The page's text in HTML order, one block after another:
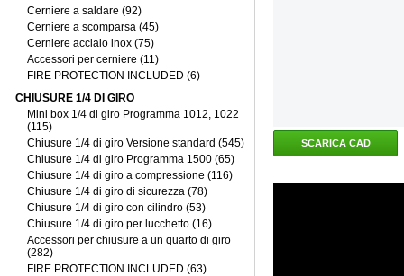
Cerniere a saldare (92)
Cerniere a scomparsa (45)
Cerniere acciaio inox (75)
Accessori per cerniere (11)
FIRE PROTECTION INCLUDED (6)
CHIUSURE 1/4 DI GIRO
Mini box 1/4 di giro Programma 1012, 1022
(115)
Chiusure 1/4 di giro Versione standard (545)
Chiusure 1/4 di giro Programma 1500 (65)
Chiusure 1/4 di giro a compressione (116)
Chiusure 1/4 di giro di sicurezza (78)
Chiusure 1/4 di giro con cilindro (53)
Chiusure 1/4 di giro per lucchetto (16)
Accessori per chiusure a un quarto di giro
(282)
FIRE PROTECTION INCLUDED (63)
SCARICA CAD